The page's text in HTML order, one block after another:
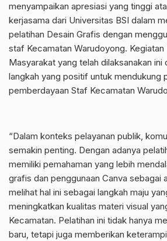
menyampaikan apresiasi yang tinggi
kerjasama dari Universitas BSI dalam
pelatihan Desain Grafis dengan
staf Kecamatan Warudoyong. Kegiatan
Masyarakat yang telah dilaksanakan ini
langkah yang positif untuk mendukung
pemberdayaan Staf Kecamatan
“Dalam konteks pelayanan publik,
semakin penting. Dengan adanya
memiliki pemahaman yang lebih
grafis dan penggunaan Canva sebagai
melihat hal ini sebagai langkah maju
meningkatkan kualitas materi visual
Kecamatan. Pelatihan ini tidak hanya
baru, tetapi juga memberikan